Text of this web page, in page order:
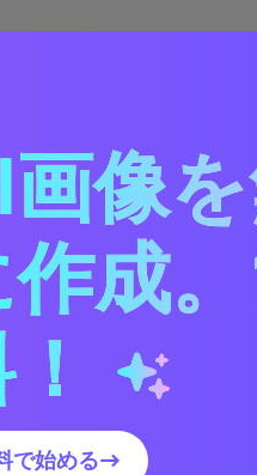
使用する方法
まく機能す
像
作成
で始める→